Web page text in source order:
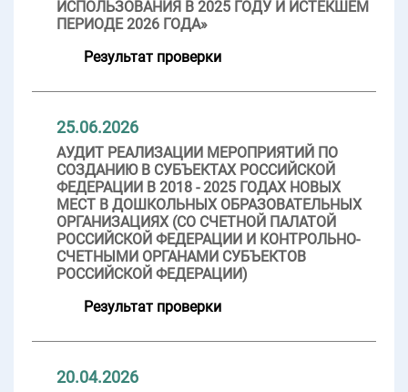
ИСПОЛЬЗОВАНИЯ В 2025 ГОДУ И ИСТЕКШЕМ
ПЕРИОДЕ 2026 ГОДА»
Результат проверки
25.06.2026
АУДИТ РЕАЛИЗАЦИИ МЕРОПРИЯТИЙ ПО
СОЗДАНИЮ В СУБЪЕКТАХ РОССИЙСКОЙ
ФЕДЕРАЦИИ В 2018 - 2025 ГОДАХ НОВЫХ
МЕСТ В ДОШКОЛЬНЫХ ОБРАЗОВАТЕЛЬНЫХ
ОРГАНИЗАЦИЯХ (СО СЧЕТНОЙ ПАЛАТОЙ
РОССИЙСКОЙ ФЕДЕРАЦИИ И КОНТРОЛЬНО-
СЧЕТНЫМИ ОРГАНАМИ СУБЪЕКТОВ
РОССИЙСКОЙ ФЕДЕРАЦИИ)
Результат проверки
20.04.2026